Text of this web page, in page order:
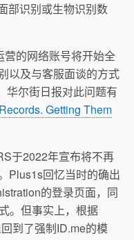
部识别或生物识别数
营的网络账号将开始全
以及与客服面谈的方式
华尔街日报对此问题有
Getting Them
于2022年宣布将不再
Plus1s回忆当时的确出
的登录页面，同
。但事实上，根据
到了强制ID.me的模